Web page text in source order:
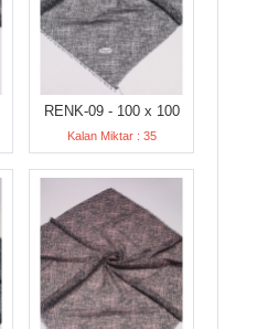
RENK-09 - 100 x 100
Kalan Miktar : 35